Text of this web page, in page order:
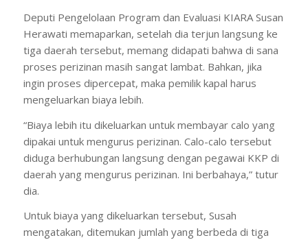
Deputi Pengelolaan Program dan Evaluasi KIARA Susan
Herawati memaparkan, setelah dia terjun langsung ke
tiga daerah tersebut, memang didapati bahwa di sana
proses perizinan masih sangat lambat. Bahkan, jika
ingin proses dipercepat, maka pemilik kapal harus
mengeluarkan biaya lebih.
“Biaya lebih itu dikeluarkan untuk membayar calo yang
dipakai untuk mengurus perizinan. Calo-calo tersebut
diduga berhubungan langsung dengan pegawai KKP di
daerah yang mengurus perizinan. Ini berbahaya,” tutur
dia.
Untuk biaya yang dikeluarkan tersebut, Susah
mengatakan, ditemukan jumlah yang berbeda di tiga